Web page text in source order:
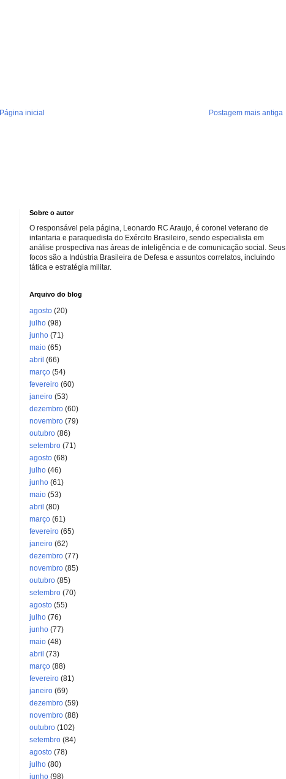
Postagem mais antiga
Página inicial
Sobre o autor
O responsável pela página, Leonardo RC Araujo, é coronel veterano de
infantaria e paraquedista do Exército Brasileiro, sendo especialista em
análise prospectiva nas áreas de inteligência e de comunicação social. Seus
focos são a Indústria Brasileira de Defesa e assuntos correlatos, incluindo
tática e estratégia militar.
Arquivo do blog
agosto (20)
julho (98)
junho (71)
maio (65)
abril (66)
março (54)
fevereiro (60)
janeiro (53)
dezembro (60)
novembro (79)
outubro (86)
setembro (71)
agosto (68)
julho (46)
junho (61)
maio (53)
abril (80)
março (61)
fevereiro (65)
janeiro (62)
dezembro (77)
novembro (85)
outubro (85)
setembro (70)
agosto (55)
julho (76)
junho (77)
maio (48)
abril (73)
março (88)
fevereiro (81)
janeiro (69)
dezembro (59)
novembro (88)
outubro (102)
setembro (84)
agosto (78)
julho (80)
junho (98)